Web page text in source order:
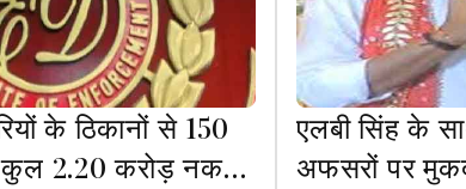
के ठिकानों से 150
कुल 2.20 करोड़ नकद
एलबी सिंह के
अफसरों पर